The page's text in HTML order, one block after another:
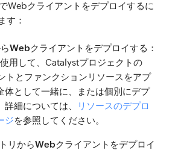
Webクライアントをデプロイするに
す：
Webクライアントをデプロイする：
用して、Catalystプロジェクトの
トとファンクションリソースをアプ
体として一緒に、または個別にデプ
詳細については、
リソースのデプロ
ジを参照してください。
リからWebクライアントをデプロイ